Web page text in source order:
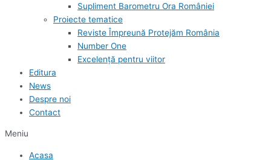
Supliment Barometru Ora României
Proiecte tematice
Reviste Împreună Protejăm România
Number One
Excelență pentru viitor
Editura
News
Despre noi
Contact
Meniu
Acasa